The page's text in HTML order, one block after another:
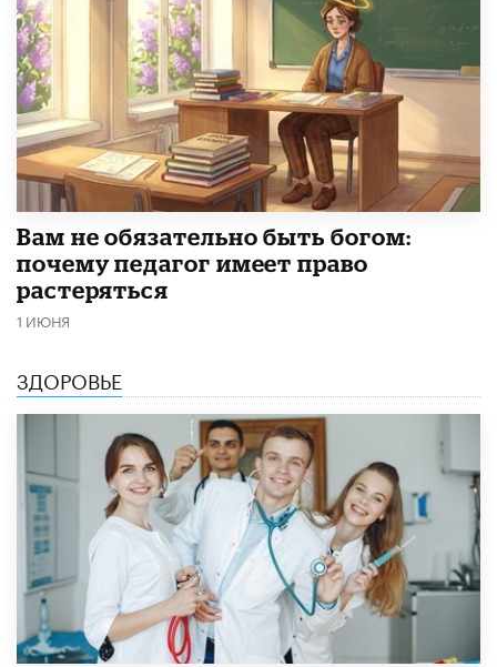
​Вам не обязательно быть богом:
почему педагог имеет право
растеряться
1 ИЮНЯ
ЗДОРОВЬЕ